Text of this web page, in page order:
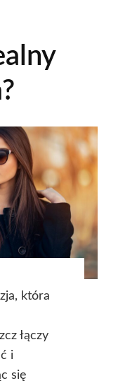
która
łączy
i
się